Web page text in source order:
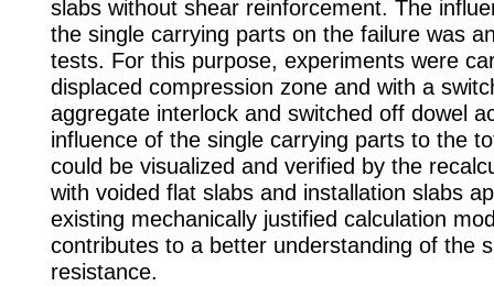
slabs without shear reinforcement. The
the single carrying parts on the failure was
tests. For this purpose, experiments were
displaced compression zone and with a
aggregate interlock and switched off dowel
influence of the single carrying parts to the
could be visualized and verified by the
with voided flat slabs and installation slabs
existing mechanically justified calculation
contributes to a better understanding of the
resistance.